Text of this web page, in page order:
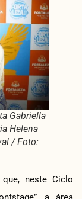
Gabriella
Helena
/ Foto:
neste Ciclo